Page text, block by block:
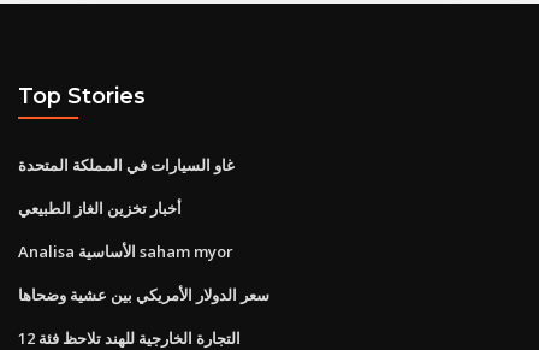
Top Stories
غاو السيارات في المملكة المتحدة
أخبار تخزين الغاز الطبيعي
Analisa الأساسية saham myor
سعر الدولار الأمريكي بين عشية وضحاها
التجارة الخارجية للهند تلاحظ فئة 12